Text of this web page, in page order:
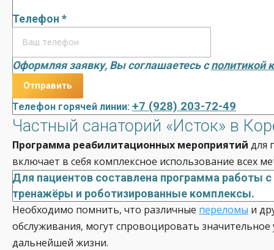
Телефон *
Оформляя заявку, Вы соглашаетесь сполитикой
Телефон горячей линии: +7 (928) 203-72-49
Частный санаторий «Исток» в
Программа реабилитационных мероприятий для
включает в себя комплексное использование всех
Для пациентов составлена программа работы
тренажёры и роботизированные комплексы.
Необходимо помнить, что различные переломы и
обслуживания, могут спровоцировать
дальнейшей жизни.